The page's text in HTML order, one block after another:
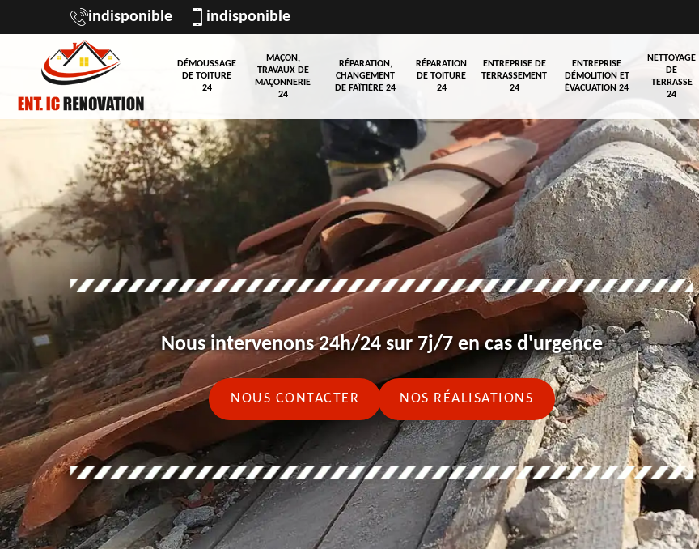
indisponible indisponible
DÉMOUSSAGE
DE TOITURE
24
MAÇON,
TRAVAUX DE
MAÇONNERIE
24
RÉPARATION,
CHANGEMENT
DE FAÎTIÈRE 24
RÉPARATION
DE TOITURE
24
ENTREPRISE DE
TERRASSEMENT
24
ENTREPRISE
DÉMOLITION ET
ÉVACUATION 24
NETTOYAGE
DE
TERRASSE
24
Nous intervenons 24h/24 sur 7j/7 en cas d'urgence
NOUS CONTACTER NOS RÉALISATIONS